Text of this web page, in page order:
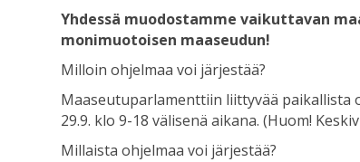
Yhdessä muodostamme vaikuttavan
monimuotoisen maaseudun!
Milloin ohjelmaa voi järjestää?
Maaseutuparlamenttiin liittyvää paikallista
29.9. klo 9-18 välisenä aikana. (Huom!
Millaista ohjelmaa voi järjestää?